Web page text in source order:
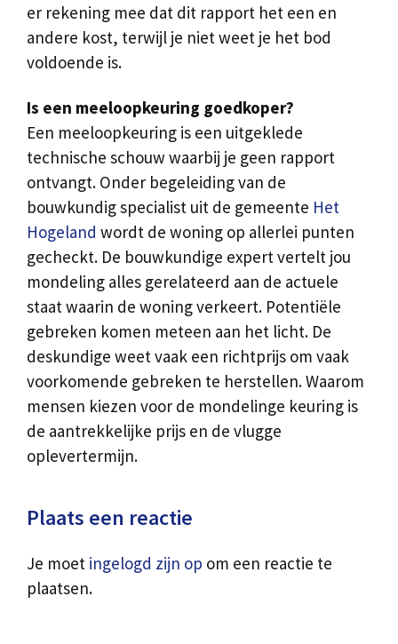
er rekening mee dat dit rapport het een en
andere kost, terwijl je niet weet je het bod
voldoende is.
Is een meeloopkeuring goedkoper?
Een meeloopkeuring is een uitgeklede
technische schouw waarbij je geen rapport
ontvangt. Onder begeleiding van de
bouwkundig specialist uit de gemeente Het
Hogeland wordt de woning op allerlei punten
gecheckt. De bouwkundige expert vertelt jou
mondeling alles gerelateerd aan de actuele
staat waarin de woning verkeert. Potentiële
gebreken komen meteen aan het licht. De
deskundige weet vaak een richtprijs om vaak
voorkomende gebreken te herstellen. Waarom
mensen kiezen voor de mondelinge keuring is
de aantrekkelijke prijs en de vlugge
oplevertermijn.
Plaats een reactie
Je moet ingelogd zijn op om een reactie te
plaatsen.